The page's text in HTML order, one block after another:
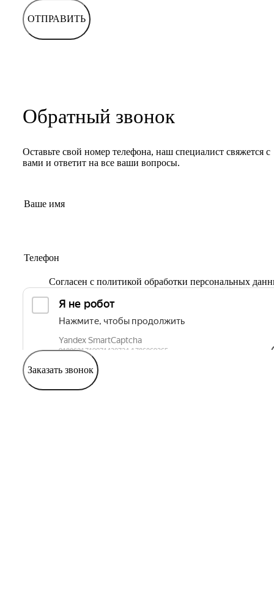
ОТПРАВИТЬ
Обратный звонок
Оставьте свой номер телефона, наш специалист свяжется с
вами и ответит на все ваши вопросы.
Согласен с политикой обработки персональных
Заказать звонок